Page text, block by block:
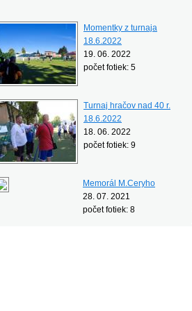
Momentky z turnaja
18.6.2022
19. 06. 2022
počet fotiek: 5
Turnaj hračov nad 40 r.
18.6.2022
18. 06. 2022
počet fotiek: 9
Memorál M.Ceryho
28. 07. 2021
počet fotiek: 8